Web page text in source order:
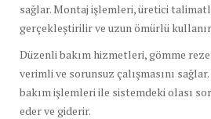
sağlar. Montaj işlemleri, üretici
gerçekleştirilir ve uzun ömürlü
Düzenli bakım hizmetleri, gömme
verimli ve sorunsuz çalışmasını
bakım işlemleri ile sistemdeki olası
eder ve giderir.